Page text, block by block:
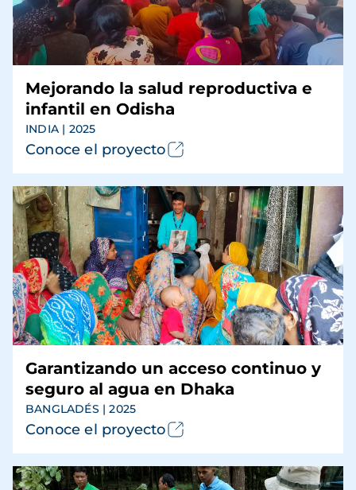
Mejorando la salud reproductiva e
infantil en Odisha
INDIA | 2025
Conoce el proyecto
Garantizando un acceso continuo y
seguro al agua en Dhaka
BANGLADÉS | 2025
Conoce el proyecto